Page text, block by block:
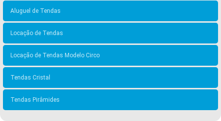
Aluguel de Tendas
Locação de Tendas
Locação de Tendas Modelo Circo
Tendas Cristal
Tendas Pirâmides